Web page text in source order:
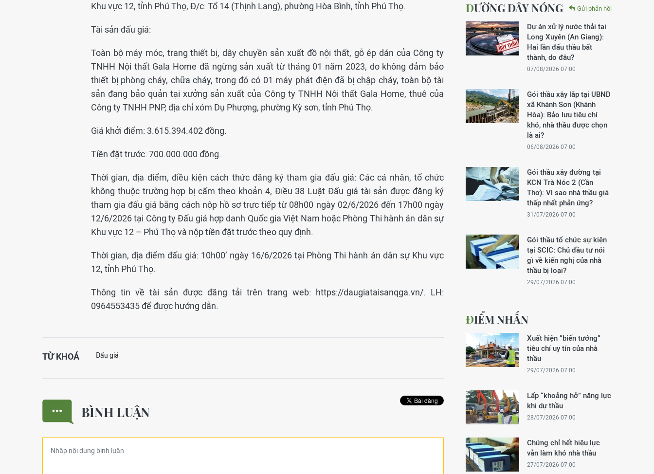
Khu vực 12, tỉnh Phú Thọ, Đ/c: Tổ 14 (Thịnh Lang), phường Hòa Bình, tỉnh Phú Thọ.
Tài sản đấu giá:
Toàn bộ máy móc, trang thiết bị, dây chuyền sản xuất đồ nội thất, gỗ ép dán của Công ty
TNHH Nội thất Gala Home đã ngừng sản xuất từ tháng 01 năm 2023, do không đảm bảo
thiết bị phòng cháy, chữa cháy, trong đó có 01 máy phát điện đã bị chập cháy, toàn bộ tài
sản đang bảo quản tại xưởng sản xuất của Công ty TNHH Nội thất Gala Home, thuê của
Công ty TNHH PNP, địa chỉ xóm Dụ Phượng, phường Kỳ sơn, tỉnh Phú Thọ.
Giá khởi điểm: 3.615.394.402 đồng.
Tiền đặt trước: 700.000.000 đồng.
Thời gian, địa điểm, điều kiện cách thức đăng ký tham gia đấu giá: Các cá nhân, tổ chức
không thuộc trường hợp bị cấm theo khoản 4, Điều 38 Luật Đấu giá tài sản được đăng ký
tham gia đấu giá bằng cách nộp hồ sơ trực tiếp từ 08h00 ngày 02/6/2026 đến 17h00 ngày
12/6/2026 tại Công ty Đấu giá hợp danh Quốc gia Việt Nam hoặc Phòng Thi hành án dân sự
Khu vực 12 – Phú Thọ và nộp tiền đặt trước theo quy định.
Thời gian, địa điểm đấu giá: 10h00’ ngày 16/6/2026 tại Phòng Thi hành án dân sự Khu vực
12, tỉnh Phú Thọ.
Thông tin về tài sản được đăng tải trên trang web: https://daugiataisanqga.vn/. LH:
0964553435 để được hướng dẫn.
TỪ KHOÁ Đấu giá
BÌNH LUẬN
ĐƯỜNG DÂY NÓNG Gửi phản hồi
Dự án xử lý nước thải tại
Long Xuyên (An Giang):
Hai lần đấu thầu bất
thành, do đâu?
07/08/2026 07:00
Gói thầu xây lắp tại UBND
xã Khánh Sơn (Khánh
Hòa): Bảo lưu tiêu chí
khó, nhà thầu được chọn
là ai?
06/08/2026 07:00
Gói thầu xây đường tại
KCN Trà Nóc 2 (Cần
Thơ): Vì sao nhà thầu giá
thấp nhất phản ứng?
31/07/2026 07:00
Gói thầu tổ chức sự kiện
tại SCIC: Chủ đầu tư nói
gì về kiến nghị của nhà
thầu bị loại?
29/07/2026 07:00
ĐIỂM NHẤN
Xuất hiện “biến tướng”
tiêu chí uy tín của nhà
thầu
29/07/2026 07:00
Lấp “khoảng hở” năng lực
khi dự thầu
28/07/2026 07:00
Chứng chỉ hết hiệu lực
vẫn làm khó nhà thầu
27/07/2026 07:00